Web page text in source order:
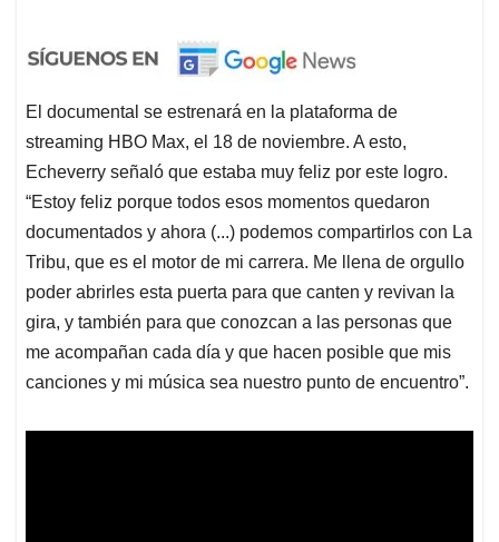
El documental se estrenará en la plataforma de
streaming HBO Max, el 18 de noviembre. A esto,
Echeverry señaló que estaba muy feliz por este logro.
“Estoy feliz porque todos esos momentos quedaron
documentados y ahora (...) podemos compartirlos con La
Tribu, que es el motor de mi carrera. Me llena de orgullo
poder abrirles esta puerta para que canten y revivan la
gira, y también para que conozcan a las personas que
me acompañan cada día y que hacen posible que mis
canciones y mi música sea nuestro punto de encuentro”.